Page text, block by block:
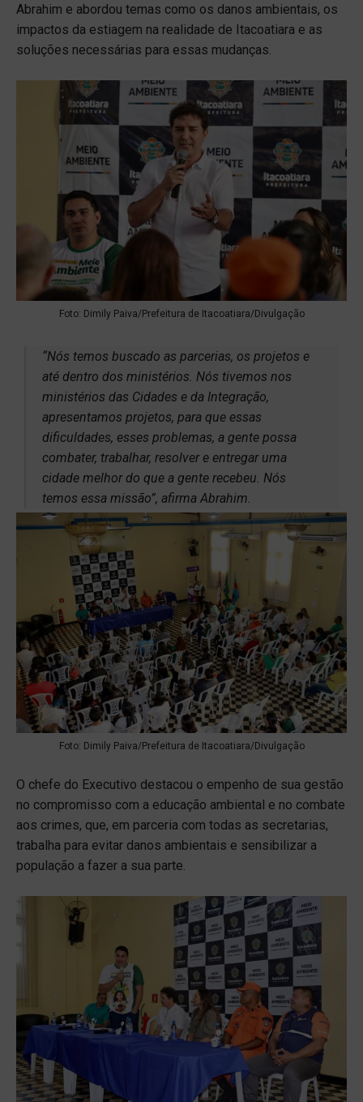
Abrahim e abordou temas como os danos ambientais, os
impactos da estiagem na realidade de Itacoatiara e as
soluções necessárias para essas mudanças.
Foto: Dimily Paiva/Prefeitura de Itacoatiara/Divulgação
“Nós temos buscado as parcerias, os projetos e
até dentro dos ministérios. Nós tivemos nos
ministérios das Cidades e da Integração,
apresentamos projetos, para que essas
dificuldades, esses problemas, a gente possa
combater, trabalhar, resolver e entregar uma
cidade melhor do que a gente recebeu. Nós
temos essa missão”, afirma Abrahim.
Foto: Dimily Paiva/Prefeitura de Itacoatiara/Divulgação
O chefe do Executivo destacou o empenho de sua gestão
no compromisso com a educação ambiental e no combate
aos crimes, que, em parceria com todas as secretarias,
trabalha para evitar danos ambientais e sensibilizar a
população a fazer a sua parte.